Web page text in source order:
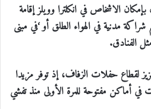
الاشخاص في انكلترا وويلز إقامة
مدنية في الهواء الطلق أو ‘في مبنى
الفنادق.
لقطاع حفلات الزفاف، إذ توفر مزيدا
في أماكن مفتوحة للمرة الأولى منذ تفشي